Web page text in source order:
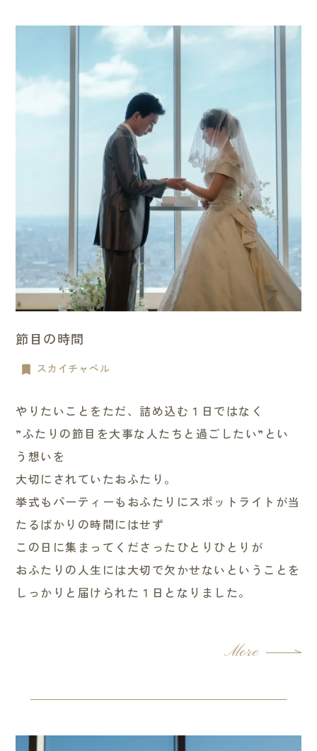
節目の時間
スカイチャペル
やりたいことをただ、詰め込む１日ではなく
”ふたりの節目を大事な人たちと過ごしたい”とい
う想いを
大切にされていたおふたり。
挙式もパーティーもおふたりにスポットライトが当
たるばかりの時間にはせず
この日に集まってくださったひとりひとりが
おふたりの人生には大切で欠かせないということを
しっかりと届けられた１日となりました。
More